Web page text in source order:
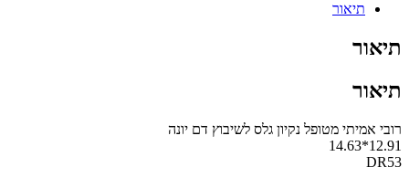
תיאור
תיאור
תיאור
רובי אמיתי מטופל נקיון גלס לשיבוץ דם יונה
12.91*14.63
DR53